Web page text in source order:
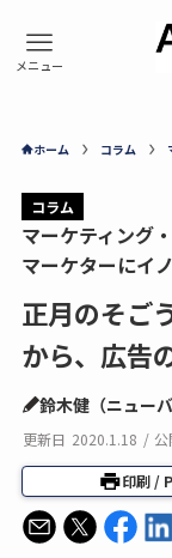
ホーム コラム
コラム
マーケティング
マーケターにイ
正月のそご
から、広告
鈴木健（ニュー
更新日 2020.1.18 / 公
印刷 /